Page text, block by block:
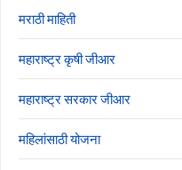
मराठी माहिती
महाराष्ट्र कृषी जीआर
महाराष्ट्र सरकार जीआर
महिलांसाठी योजना